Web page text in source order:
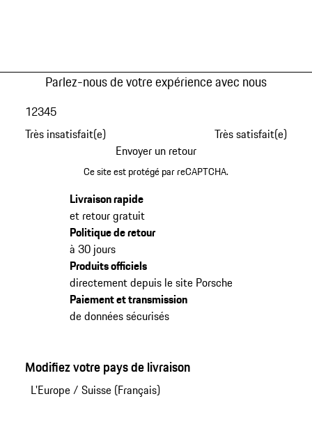
Parlez-nous de votre expérience avec nous
Très insatisfait(e)
12345
Très satisfait(e)
Envoyer un retour
Ce site est protégé par reCAPTCHA.
Livraison rapide
et retour gratuit
Politique de retour
à 30 jours
Produits officiels
directement depuis le site Porsche
Paiement et transmission
de données sécurisés
Modifiez votre pays de livraison
L'Europe/ Suisse (Français)